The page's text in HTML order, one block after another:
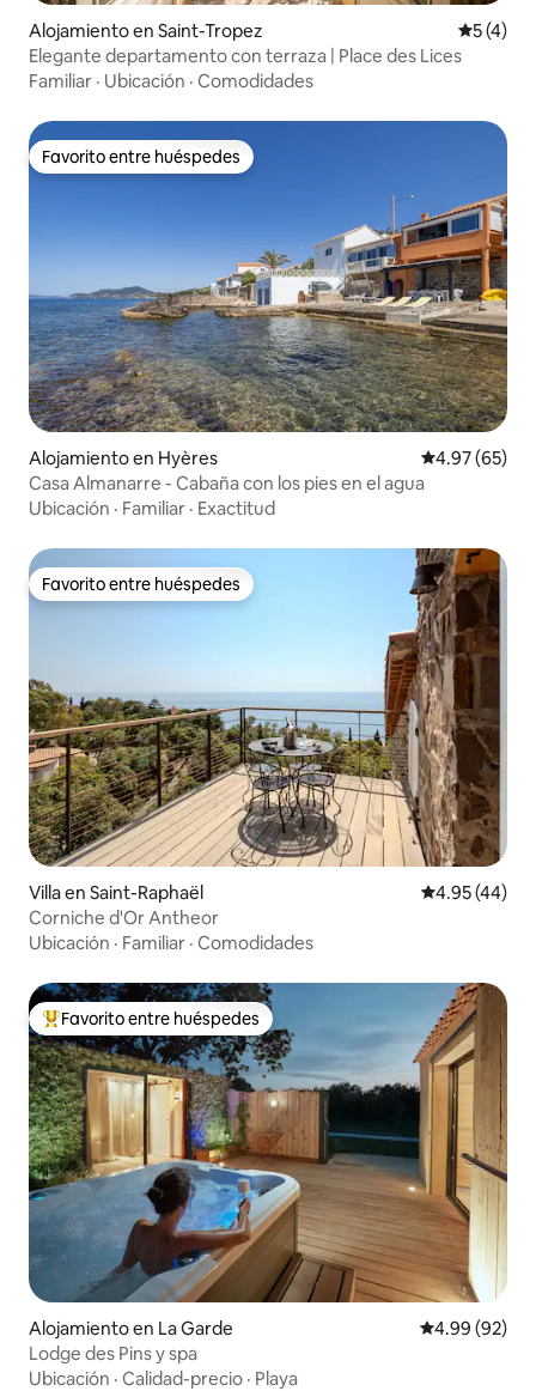
Alojamiento en Saint-Tropez
5 (4)
Elegante departamento con terraza | Place des Lices
Familiar · Ubicación · Comodidades
Favorito entre huéspedes
Favorito entre huéspedes
Alojamiento en Hyères Calificación
4.97 (65)
Casa Almanarre - Cabaña con los pies en el agua
Ubicación · Familiar · Exactitud
Favorito entre huéspedes
Favorito entre huéspedes
Villa en Saint-Raphaël Calificación
4.95 (44)
Corniche d'Or Antheor
Ubicación · Familiar · Comodidades
Favorito entre huéspedes preferido
Favorito entre huéspedes
Alojamiento en La Garde Calificación
4.99 (92)
Lodge des Pins y spa
Ubicación · Calidad-precio · Playa